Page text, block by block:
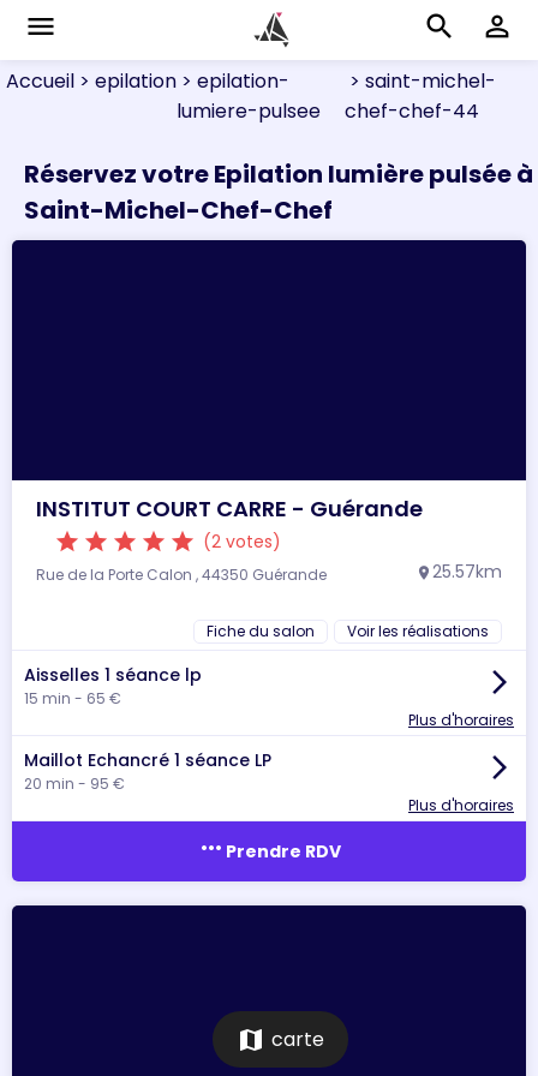
menu search perm_identity
Accueil > epilation > epilation-
lumiere-pulsee
> saint-michel-
chef-chef-44
Réservez votre Epilation lumière pulsée à
Saint-Michel-Chef-Chef
INSTITUT COURT CARRE - Guérande
star star star star star (2 votes)
Rue de la Porte Calon , 44350 Guérande location_on 25.57km
Fiche du salon Voir les réalisations
Aisselles 1 séance lp
15 min - 65 €
arrow_forward_ios
Plus d'horaires
Maillot Echancré 1 séance LP
20 min - 95 €
arrow_forward_ios
Plus d'horaires
more_horiz Prendre RDV
map carte